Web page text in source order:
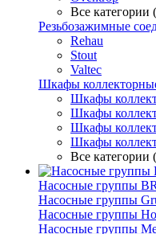
Все категории
Резьбозажимные
Rehau
Stout
Valtec
Шкафы
Шкафы
Шкафы
Шкафы
Шкафы
Все категории
Насосные группы
Насосные группы
Насосные группы
Насосные группы